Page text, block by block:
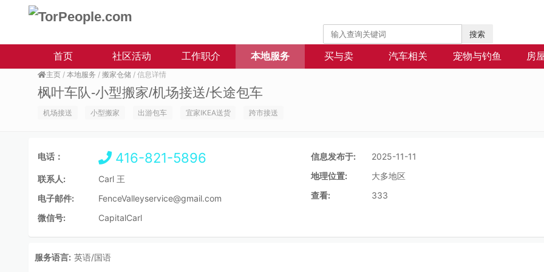
搜索
首页 社区活动 工作职介 本地服务 买与卖 汽车相关 宠物与钓鱼 房
主页 / 本地服务 / 搬家仓储 / 信息详情
枫叶车队-小型搬家/机场接送/长途包车
机场接送 小型搬家 出游包车 宜家IKEA送货 跨市接送
电话： 416-821-5896
联系人:
Carl 王
电子邮件:
FenceValleyservice@gmail.com
微信号:
CapitalCarl
信息发布于:
2025-11-11
地理位置:
大多地区
查看:
333
服务语言: 英语/国语